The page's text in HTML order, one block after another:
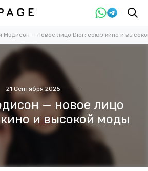
Мэдисон — новое лицо Dior: союз кино и
21 Сентября 2025
— новое лицо
и высокой моды